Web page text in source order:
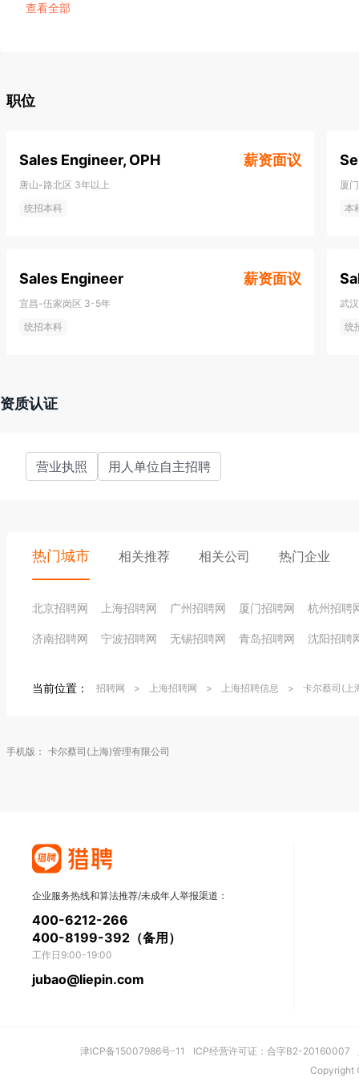
解决方案，以及应用于眼科及显微外科诊疗的医疗技术解决方案。
凭借着符合数字化、医疗保健及智能制造等未来发展趋势的产品组
如今，蔡司集团在全球约50个国家拥有约46,500名员工。集团总
卡尔蔡司基金会全资所有，后者在德国致力于积极促进科学发展。
蔡司大中华区
蔡司于1957年进入中国，目前在大中华区覆盖半导体制造技术、
地客户提供强有力的支持，也为全球各相关业务提供生产保障。
蔡司大中华区总部位于上海自由贸易试验区，设有销售服务总部、
工厂及蔡司集团在德国以外的首个企业级创新研发中心。蔡司上海
查看全部
职位
Sales Engineer, OPH 薪资面议
唐山-路北区 3年以上
统招本科
厦
本
Sales Engineer 薪资面议
宜昌-伍家岗区 3-5年
统招本科
武
统
资质认证
营业执照 用人单位自主招聘
热门城市 相关推荐 相关公司 热门企业
北京招聘网 上海招聘网 广州招聘网 厦门招聘网 杭州招聘
济南招聘网 宁波招聘网 无锡招聘网 青岛招聘网 沈阳招聘
当前位置： 招聘网 > 上海招聘网 > 上海招聘信息 > 卡尔蔡司(上
手机版： 卡尔蔡司(上海)管理有限公司